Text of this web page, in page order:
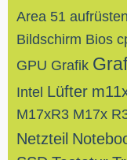
Area 51 aufrüsten
Bildschirm Bios
GPU Grafik
Intel Lüfter
M17xR3 M17x
Netzteil